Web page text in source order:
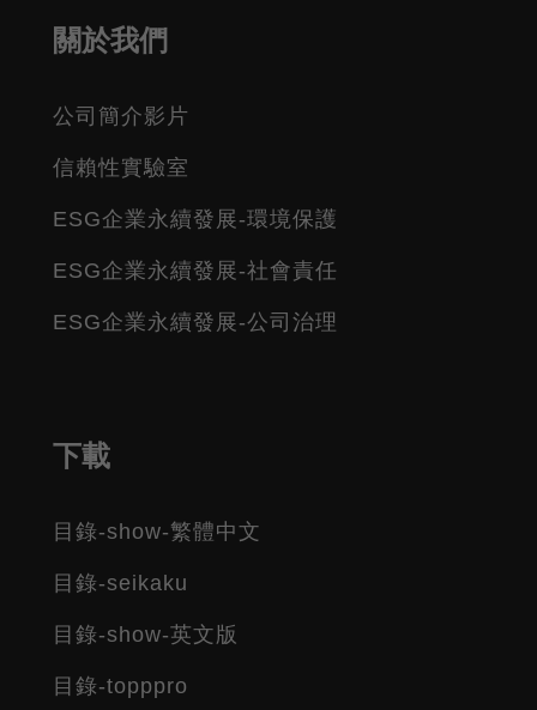
關於我們
公司簡介影片
信賴性實驗室
ESG企業永續發展-環境保護
ESG企業永續發展-社會責任
ESG企業永續發展-公司治理
下載
目錄-show-繁體中文
目錄-seikaku
目錄-show-英文版
目錄-topppro